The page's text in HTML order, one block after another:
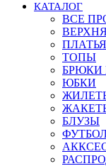
КАТАЛОГ
ВСЕ
ПЛАТЬЯ
ТОПЫ
БРЮКИ
ЮБКИ
БЛУЗЫ